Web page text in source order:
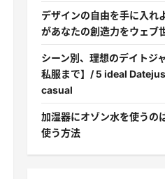
デザインの自由を手に入
があなたの創造力をウェブ
シーン別、理想のデイトジ
私服まで】/ 5 ideal
casual
加湿器にオゾン水を使うの
使う方法